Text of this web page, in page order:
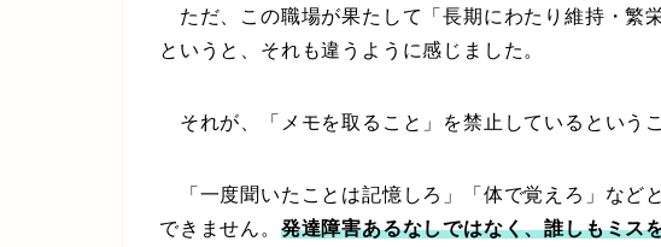
ただ、この職場が果たして「長期にわたり維持・繁
というと、それも違うように感じました。
それが、「メモを取ること」を禁止しているという
「一度聞いたことは記憶しろ」「体で覚えろ」など
できません。 発達障害あるなしではなく、誰しもミス